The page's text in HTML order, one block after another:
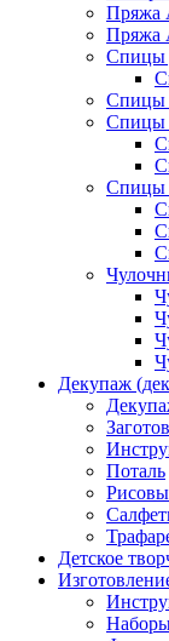
Пряжа
Пряжа
Спицы
Спицы
Спицы
Спицы
Декупаж
Поталь
Детское